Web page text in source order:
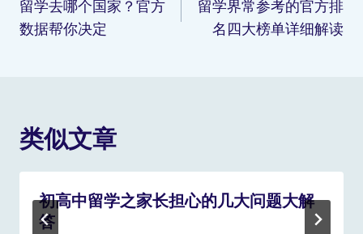
留学去哪个国家？官方
数据帮你决定
留学界常参考的官方排
名四大榜单详细解读
类似文章
初高中留学之家长担心的几大问题大解
答